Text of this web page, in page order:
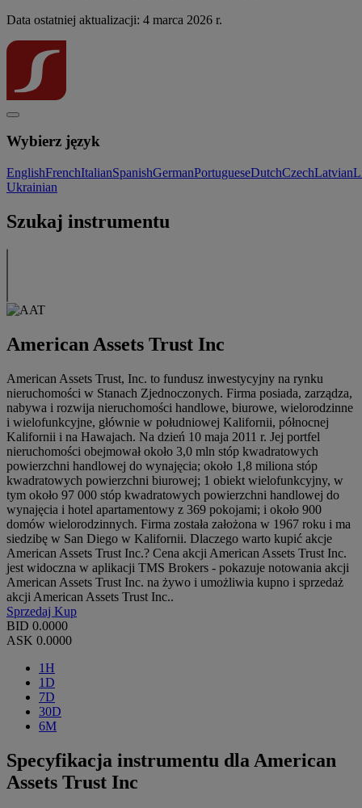
Data ostatniej aktualizacji: 4 marca 2026 r.
Wybierz język
EnglishFrenchItalianSpanishGermanPortugueseDutchCzechLatvian
Ukrainian
Szukaj instrumentu
American Assets Trust Inc
American Assets Trust, Inc. to fundusz inwestycyjny na rynku
nieruchomości w Stanach Zjednoczonych. Firma posiada, zarządza,
nabywa i rozwija nieruchomości handlowe, biurowe, wielorodzinne
i wielofunkcyjne, głównie w południowej Kalifornii, północnej
Kalifornii i na Hawajach. Na dzień 10 maja 2011 r. Jej portfel
nieruchomości obejmował około 3,0 mln stóp kwadratowych
powierzchni handlowej do wynajęcia; około 1,8 miliona stóp
kwadratowych powierzchni biurowej; 1 obiekt wielofunkcyjny, w
tym około 97 000 stóp kwadratowych powierzchni handlowej do
wynajęcia i hotel apartamentowy z 369 pokojami; i około 900
domów wielorodzinnych. Firma została założona w 1967 roku i ma
siedzibę w San Diego w Kalifornii. Dlaczego warto kupić akcje
American Assets Trust Inc.? Cena akcji American Assets Trust Inc.
jest widoczna w aplikacji TMS Brokers - pokazuje notowania akcji
American Assets Trust Inc. na żywo i umożliwia kupno i sprzedaż
akcji American Assets Trust Inc..
Sprzedaj Kup
BID 0.0000
ASK 0.0000
1H
1D
7D
30D
6M
Specyfikacja instrumentu dla American
Assets Trust Inc